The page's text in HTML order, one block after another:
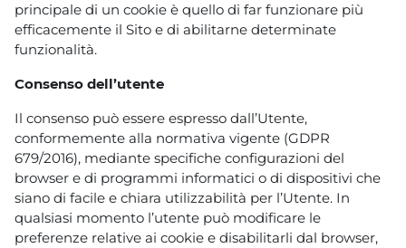
principale di un cookie è quello di far funzionare più
efficacemente il Sito e di abilitarne determinate
funzionalità.
Consenso dell’utente
Il consenso può essere espresso dall’Utente,
conformemente alla normativa vigente (GDPR
679/2016), mediante specifiche configurazioni del
browser e di programmi informatici o di dispositivi che
siano di facile e chiara utilizzabilità per l’Utente. In
qualsiasi momento l’utente può modificare le
preferenze relative ai cookie e disabilitarli dal browser,